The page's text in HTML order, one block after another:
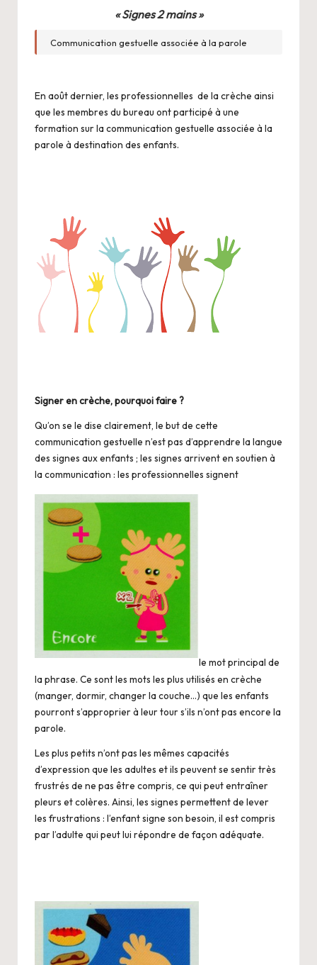
« Signes 2 mains »
Communication gestuelle associée à la parole
En août dernier, les professionnelles de la crèche ainsi
que les membres du bureau ont participé à une
formation sur la communication gestuelle associée à la
parole à destination des enfants.
Signer en crèche, pourquoi faire ?
Qu’on se le dise clairement, le but de cette
communication gestuelle n’est pas d’apprendre la langue
des signes aux enfants ; les signes arrivent en soutien à
la communication : les professionnelles signent
le mot principal de
la phrase. Ce sont les mots les plus utilisés en crèche
(manger, dormir, changer la couche…) que les enfants
pourront s’approprier à leur tour s’ils n’ont pas encore la
parole.
Les plus petits n’ont pas les mêmes capacités
d’expression que les adultes et ils peuvent se sentir très
frustrés de ne pas être compris, ce qui peut entraîner
pleurs et colères. Ainsi, les signes permettent de lever
les frustrations : l’enfant signe son besoin, il est compris
par l’adulte qui peut lui répondre de façon adéquate.